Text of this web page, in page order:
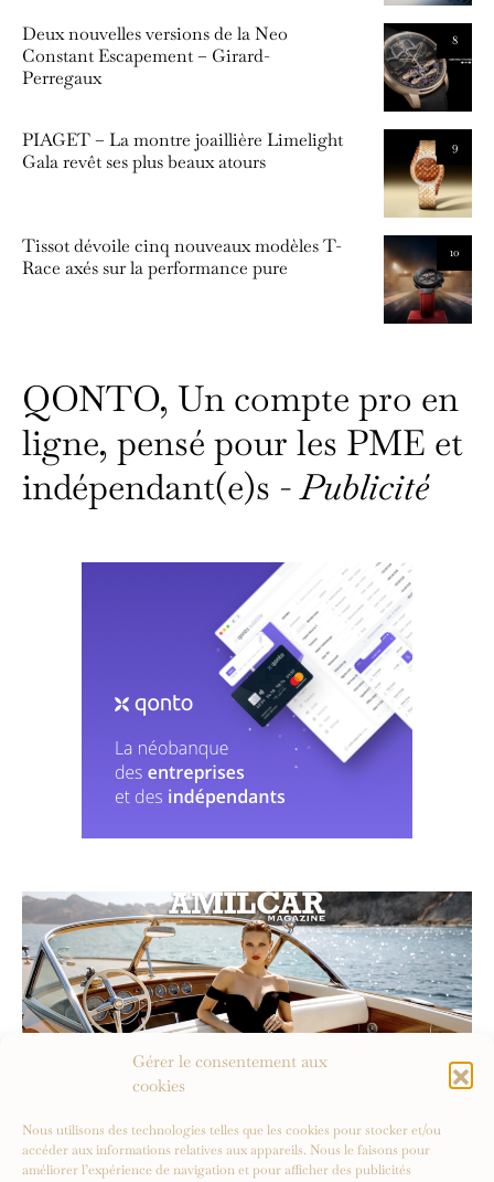
Gérer le consentement aux
cookies
Nous utilisons des technologies telles que les cookies pour stocker et/ou
accéder aux informations relatives aux appareils. Nous le faisons pour
améliorer l’expérience de navigation et pour afficher des publicités
8
Deux nouvelles versions de la Neo
Constant Escapement – Girard-
Perregaux
9
PIAGET – La montre joaillière Limelight
Gala revêt ses plus beaux atours
10
Tissot dévoile cinq nouveaux modèles T-
Race axés sur la performance pure
QONTO, Un compte pro en
ligne, pensé pour les PME et
indépendant(e)s -Publicité